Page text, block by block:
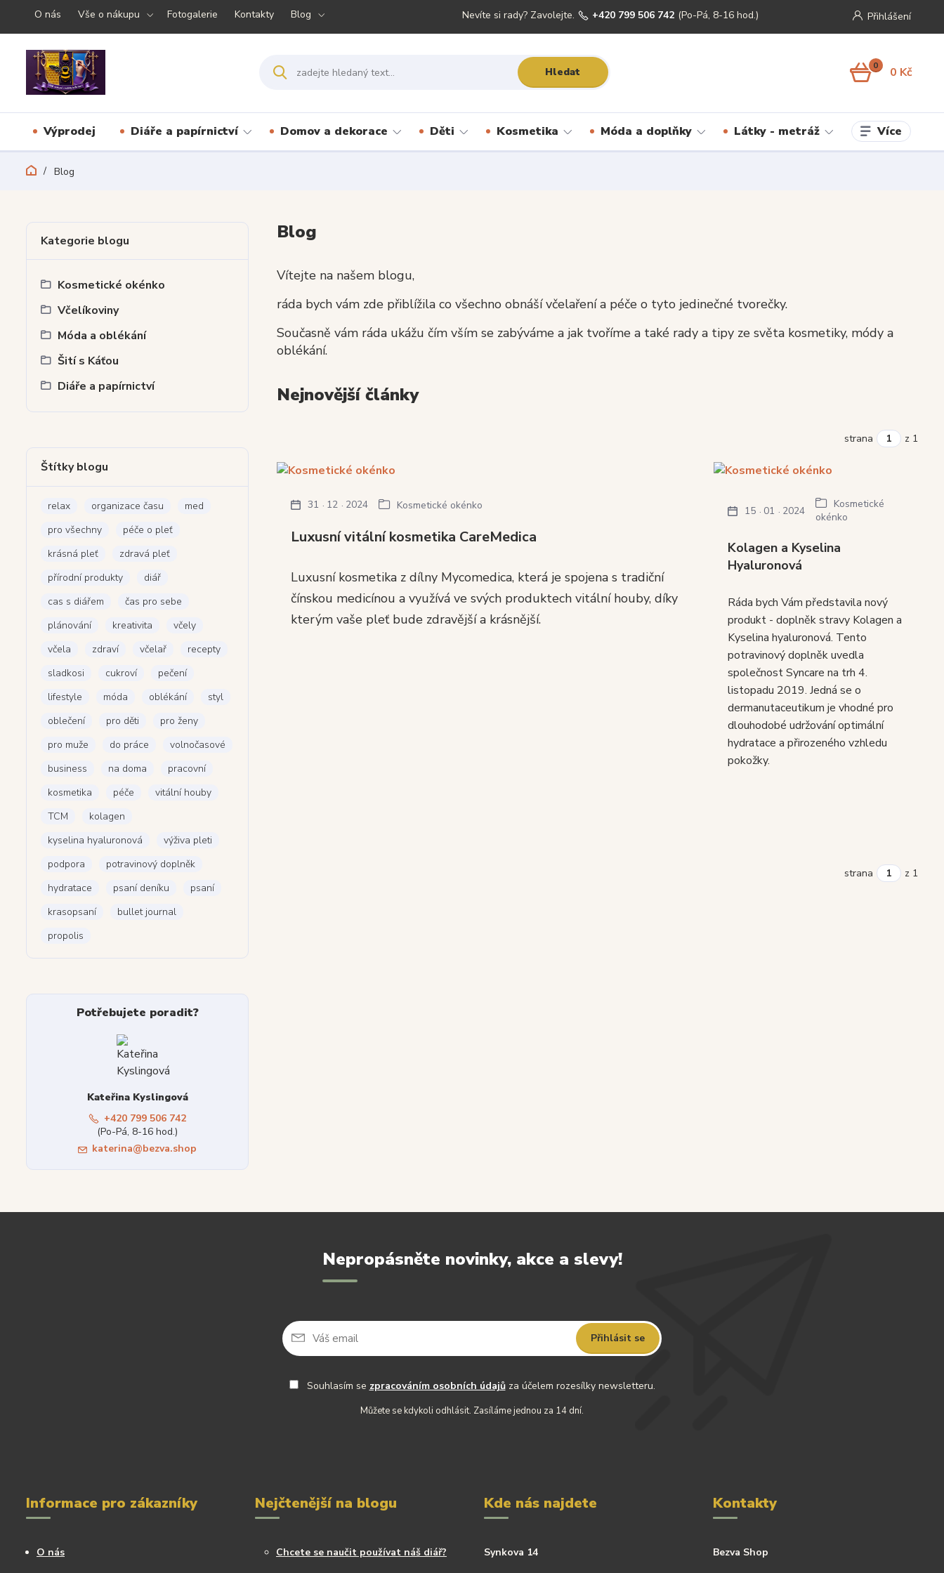
O nás Vše o nákupu Fotogalerie Kontakty Blog Přihlášení
Hledat
Nevíte si rady? Zavolejte. +420 799 506 742 (Po-Pá, 8-16 hod.)
0 0 Kč
Výprodej Diáře a papírnictví Domov a dekorace Děti Kosmetika Móda a doplňky Látky - metráž Více
Blog
Kategorie blogu
Kosmetické okénko
Včelíkoviny
Móda a oblékání
Šití s Káťou
Diáře a papírnictví
Štítky blogu
relax organizace času
med
pro všechny
péče o pleť
krásná pleť
zdravá pleť
přírodní produkty
diář
cas s diářem
čas pro sebe
plánování
kreativita
včely
včela
zdraví včelař
recepty
sladkosi
cukroví
pečení
lifestyle
móda oblékání
styl
oblečení
pro děti
pro ženy
pro muže
do práce
volnočasové
business
na doma
pracovní
kosmetika
péče
vitální houby
TCM
kolagen
kyselina hyaluronová
výživa pleti
podpora
potravinový doplněk
hydratace
psaní deníku
psaní
krasopsaní
bullet journal
propolis
Potřebujete poradit?
Kateřina Kyslingová
+420 799 506 742
(Po-Pá, 8-16 hod.)
katerina@bezva.shop
Blog
Vítejte na našem blogu,
ráda bych vám zde přiblížila co všechno obnáší včelaření a péče o tyto jedinečné tvorečky.
Současně vám ráda ukážu čím vším se zabýváme a jak tvoříme a také rady a tipy ze světa kosmetiky, módy a
oblékání.
Nejnovější články
strana z 1
Luxusní vitální kosmetika CareMedica
31 12 2024 Kosmetické okénko
Luxusní kosmetika z dílny Mycomedica, která je spojena s tradiční
čínskou medicínou a využívá ve svých produktech vitální houby, díky
kterým vaše pleť bude zdravější a krásnější.
Kolagen a Kyselina
Hyaluronová
15 01 2024
Kosmetické
okénko
Ráda bych Vám představila nový
produkt - doplněk stravy Kolagen a
Kyselina hyaluronová. Tento
potravinový doplněk uvedla
společnost Syncare na trh 4.
listopadu 2019. Jedná se o
dermanutaceutikum je vhodné pro
dlouhodobé udržování optimální
hydratace a přirozeného vzhledu
pokožky.
strana z 1
Nepropásněte novinky, akce a slevy!
Přihlásit se
Souhlasím se zpracováním osobních údajůza účelem rozesílky newsletteru.
Můžete se kdykoli odhlásit. Zasíláme jednou za 14 dní.
Informace pro zákazníky
O nás
Nejčtenější na blogu
Chcete se naučit používat náš diář?
Kde nás najdete
Synkova 14
Kontakty
Bezva Shop